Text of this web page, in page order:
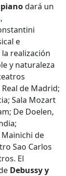
dará un
e
realización
y naturaleza
de Madrid;
Sala Mozart
De Doelen,
de
Sao Carlos
El
Debussy y